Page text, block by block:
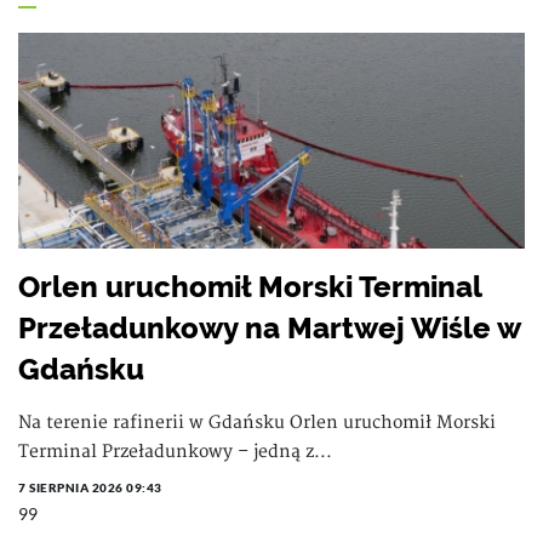
Orlen uruchomił Morski Terminal
Przeładunkowy na Martwej Wiśle w
Gdańsku
Na terenie rafinerii w Gdańsku Orlen uruchomił Morski
Terminal Przeładunkowy – jedną z...
7 SIERPNIA 2026 09:43
99